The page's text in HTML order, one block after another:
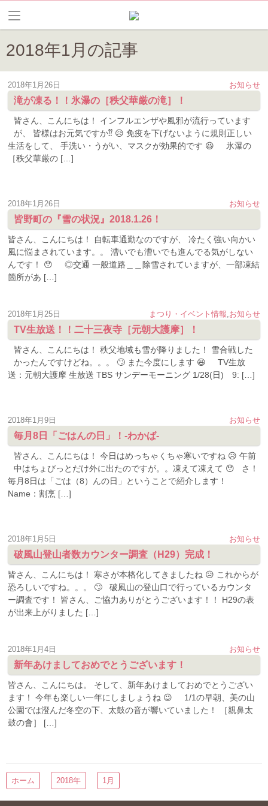
2018年1月の記事
お知らせ
2018年1月26日
滝が凍る！！氷瀑の［秩父華厳の滝］！
皆さん、こんにちは！ インフルエンザや風邪が流行っています
が、 皆様はお元気ですか⁇ 😥 免疫を下げないように規則正しい
生活をして、 手洗い・うがい、マスクが効果的です 😆 氷瀑の
［秩父華厳の […]
お知らせ
2018年1月26日
皆野町の『雪の状況』2018.1.26！
皆さん、こんにちは！ 自転車通勤なのですが、 冷たく強い向かい
風に悩まされています。。 漕いでも漕いでも進んでる気がしない
んです！ 😯 ◎交通 一般道路＿＿除雪されていますが、一部凍結
箇所があ […]
まつり・イベント情報,お知らせ
2018年1月25日
TV生放送！！二十三夜寺［元朝大護摩］！
皆さん、こんにちは！ 秩父地域も雪が降りました！ 雪合戦した
かったんですけどね。。。 🙄 また今度にします 😆 TV生放
送：元朝大護摩 生放送 TBS サンデーモーニング 1/28(日) 9: […]
お知らせ
2018年1月9日
毎月8日「ごはんの日」！-わかば-
皆さん、こんにちは！ 今日はめっちゃくちゃ寒いですね 😥 午前
中はちょびっとだけ外に出たのですが。。凍えて凍えて 😯 さ！
毎月8日は「ごは（8）んの日」ということで紹介します！
Name：割烹 […]
お知らせ
2018年1月5日
破風山登山者数カウンター調査（H29）完成！
皆さん、こんにちは！ 寒さが本格化してきましたね 😥 これからが
恐ろしいですね。。。 🙄 破風山の登山口で行っているカウンタ
ー調査です！ 皆さん、ご協力ありがとうございます！！ H29の表
が出来上がりました […]
お知らせ
2018年1月4日
新年あけましておめでとうございます！
皆さん、こんにちは。 そして、新年あけましておめでとうござい
ます！ 今年も楽しい一年にしましょうね 😉 1/1の早朝、美の山
公園では澄んだ冬空の下、太鼓の音が響いていました！ ［親鼻太
鼓の會］ […]
ホーム 2018年 1月